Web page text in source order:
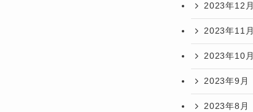
2023年12月
2023年11月
2023年10月
2023年9月
2023年8月